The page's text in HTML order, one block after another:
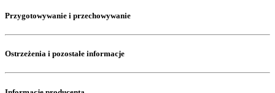
Przygotowywanie i przechowywanie
Ostrzeżenia i pozostałe informacje